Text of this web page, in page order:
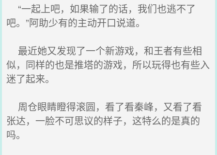
“一起上吧，如果输了的话，我们也逃不了
吧。”阿助少有的主动开口说道。
最近她又发现了一个新游戏，和王者有些相
似，同样的也是推塔的游戏，所以玩得也有些入
迷了起来。
周仓眼睛瞪得滚圆，看了看秦峰，又看了看
张达，一脸不可思议的样子，这特么的是真的
吗。